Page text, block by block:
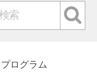
プログラム